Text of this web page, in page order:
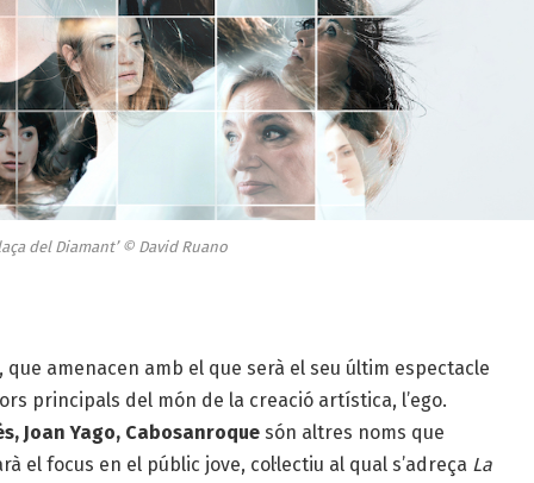
del Diamant’ © David Ruano
que amenacen amb el que serà el seu últim espectacle
principals del món de la creació artística, l’ego.
Joan Yago, Cabosanroquesón altres noms que
el focus en el públic jove, col·lectiu al qual s’adreça La